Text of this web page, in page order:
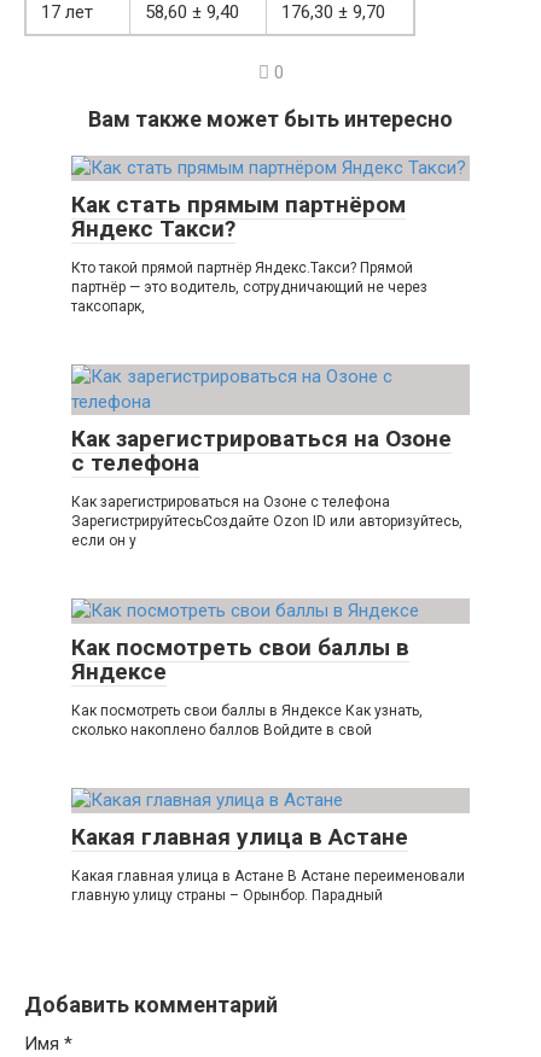
17 лет
58,60 ± 9,40 176,30 ± 9,70
0
Вам также может быть интересно
Как стать прямым партнёром
Яндекс Такси?
Кто такой прямой партнёр Яндекс.Такси? Прямой
партнёр — это водитель, сотрудничающий не через
таксопарк,
Как зарегистрироваться на Озоне
с телефона
Как зарегистрироваться на Озоне с телефона
ЗарегистрируйтесьСоздайте Ozon ID или авторизуйтесь,
если он у
Как посмотреть свои баллы в
Яндексе
Как посмотреть свои баллы в Яндексе Как узнать,
сколько накоплено баллов Войдите в свой
Какая главная улица в Астане
Какая главная улица в Астане В Астане переименовали
главную улицу страны – Орынбор. Парадный
Добавить комментарий
Имя *